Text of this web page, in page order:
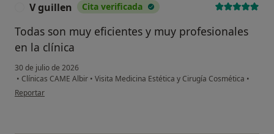
V guillen Cita verificada
Todas son muy eficientes y muy profesionales
en la clínica
30 de julio de 2026
• Clínicas CAME Albir • Visita Medicina Estética y Cirugía Cosmética •
en opinión del usuario V guillen
Reportar